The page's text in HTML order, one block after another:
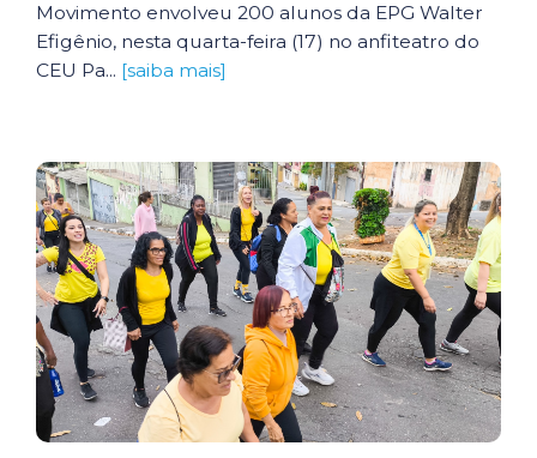
Movimento envolveu 200 alunos da EPG Walter
Efigênio, nesta quarta-feira (17) no anfiteatro do
CEU Pa... [saiba mais]